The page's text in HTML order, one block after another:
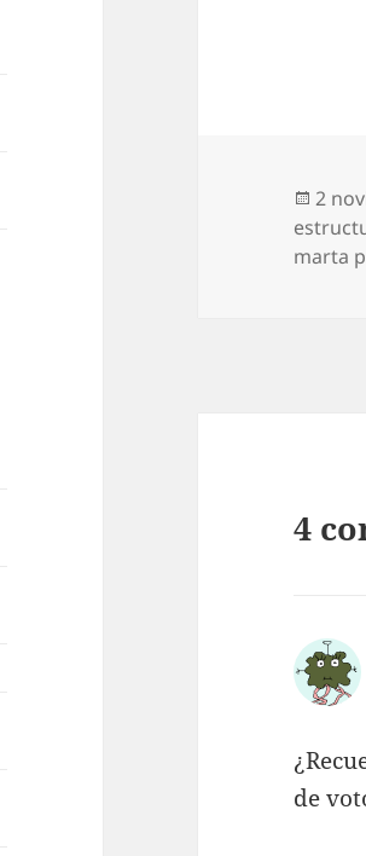
el
2
marta
4
de